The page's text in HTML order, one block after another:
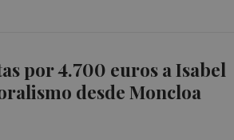
por 4.700 euros a Isabel
desde Moncloa